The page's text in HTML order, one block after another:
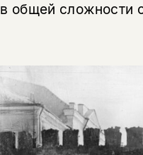
в общей сложности